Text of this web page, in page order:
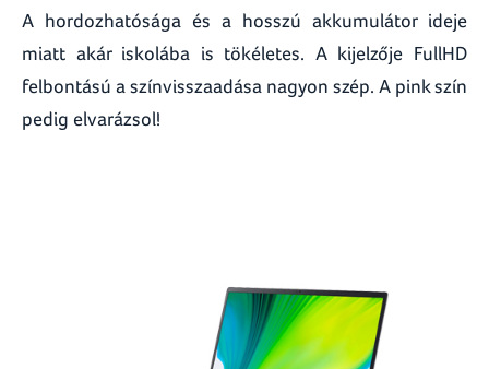
A hordozhatósága és a hosszú akkumulátor ideje
miatt akár iskolába is tökéletes. A kijelzője FullHD
felbontású a színvisszaadása nagyon szép. A pink szín
pedig elvarázsol!